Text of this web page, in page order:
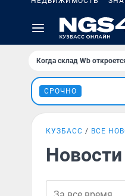
Когда склад Wb
СРОЧНО
КУЗБАСС ВСЕ